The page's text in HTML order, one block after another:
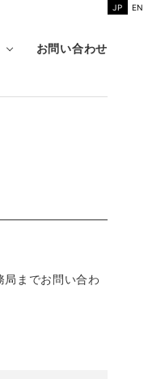
お問い合わせ
JP EN
までお問い合わ